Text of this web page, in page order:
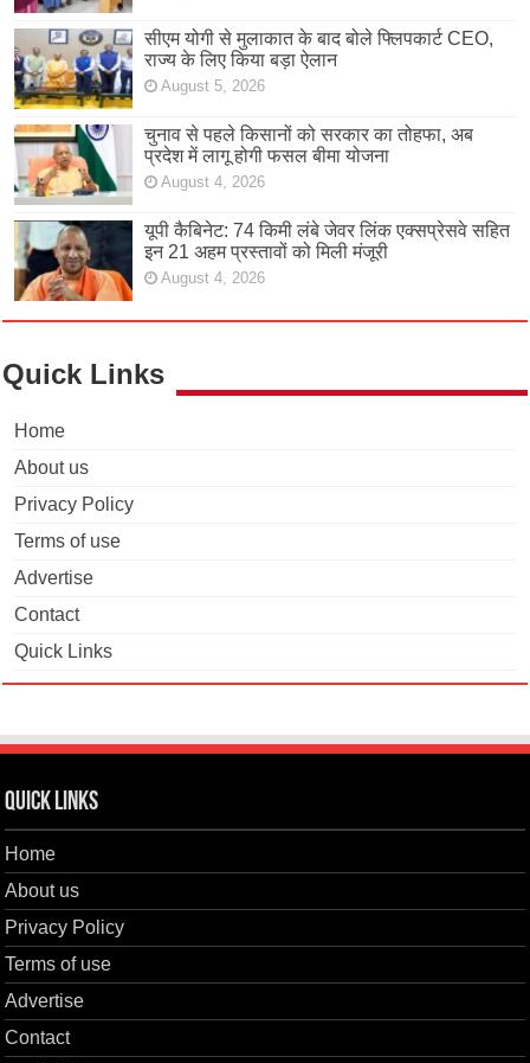
सीएम योगी से मुलाकात के बाद बोले फ्लिपकार्ट CEO,
राज्य के लिए किया बड़ा ऐलान
August 5, 2026
चुनाव से पहले किसानों को सरकार का तोहफा, अब
प्रदेश में लागू होगी फसल बीमा योजना
August 4, 2026
यूपी कैबिनेट: 74 किमी लंबे जेवर लिंक एक्सप्रेसवे सहित
इन 21 अहम प्रस्तावों को मिली मंजूरी
August 4, 2026
Quick Links
Home
About us
Privacy Policy
Terms of use
Advertise
Contact
Quick Links
Quick Links
Home
About us
Privacy Policy
Terms of use
Advertise
Contact